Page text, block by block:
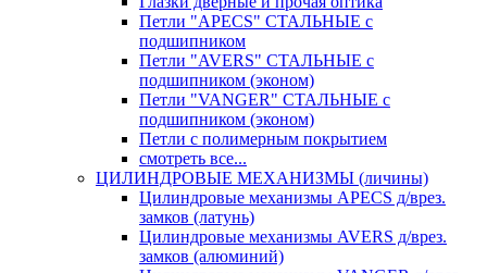
Петли "APECS" СТАЛЬНЫЕ с
подшипником
Петли "AVERS" СТАЛЬНЫЕ с
подшипником (эконом)
Петли "VANGER" СТАЛЬНЫЕ с
подшипником (эконом)
Петли с полимерным покрытием
смотреть все...
ЦИЛИНДРОВЫЕ МЕХАНИЗМЫ (личины)
Цилиндровые механизмы APECS д/врез.
замков (латунь)
Цилиндровые механизмы AVERS д/врез.
замков (алюминий)